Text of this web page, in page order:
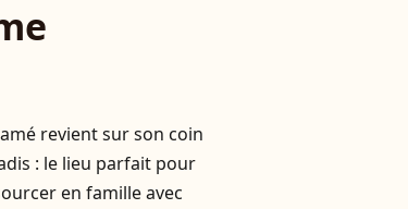
revient sur son coin
: le lieu parfait pour
en famille avec